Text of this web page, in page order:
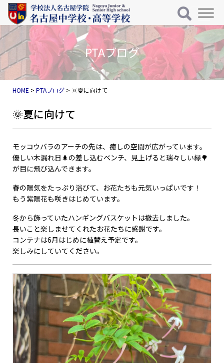
コンテンツへスキップ
メインナビゲーション
HOME >PTAブログ >🌞夏に向けて
🌞夏に向けて
モッコウバラのアーチの先は、癒しの空間が広がっています。
優しい木漏れ日🌲の差し込むベンチ、見上げると瑞々しい緑🌳
が目に飛び込んできます。
春の陽気をたっぷり浴びて、お花たちも元気いっぱいです！
もう紫陽花も咲きはじめています。
冬から飾っていたハンギングバスケットは撤去しました。
長いこと楽しませてくれたお花たちに感謝です。
コンテナは6月はじめに植替え予定です。
楽しみにしていてください。